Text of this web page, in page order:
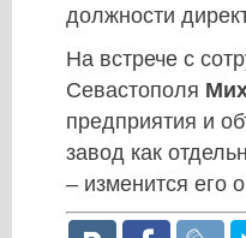
должности
На встрече с
Севастополя
предприятия и
завод как
– изменится его